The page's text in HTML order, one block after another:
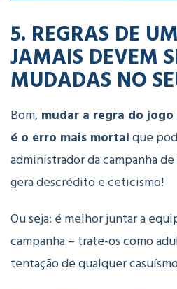
5. REGRAS DE
JAMAIS DEVEM
MUDADAS NO
Bom, mudar a regra do
é o erro mais mortalque
administrador da campanha
gera descrédito e ceticismo!
Ou seja: é melhor juntar a
campanha – trate-os como
tentação de qualquer